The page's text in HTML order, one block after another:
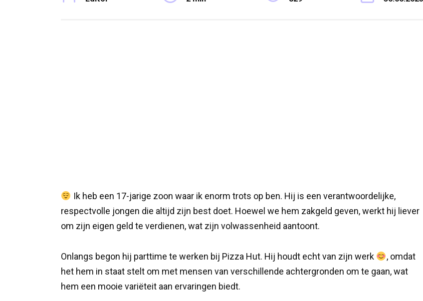
Ik heb een 17-jarige zoon waar ik enorm trots op ben. Hij is een verantwoordelijke,
respectvolle jongen die altijd zijn best doet. Hoewel we hem zakgeld geven, werkt hij liever
om zijn eigen geld te verdienen, wat zijn volwassenheid aantoont.
Onlangs begon hij parttime te werken bij Pizza Hut. Hij houdt echt van zijn werk
, omdat
het hem in staat stelt om met mensen van verschillende achtergronden om te gaan, wat
hem een mooie variëteit aan ervaringen biedt.